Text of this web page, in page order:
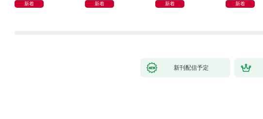
新着 新着 新着 新着
新刊配信予定